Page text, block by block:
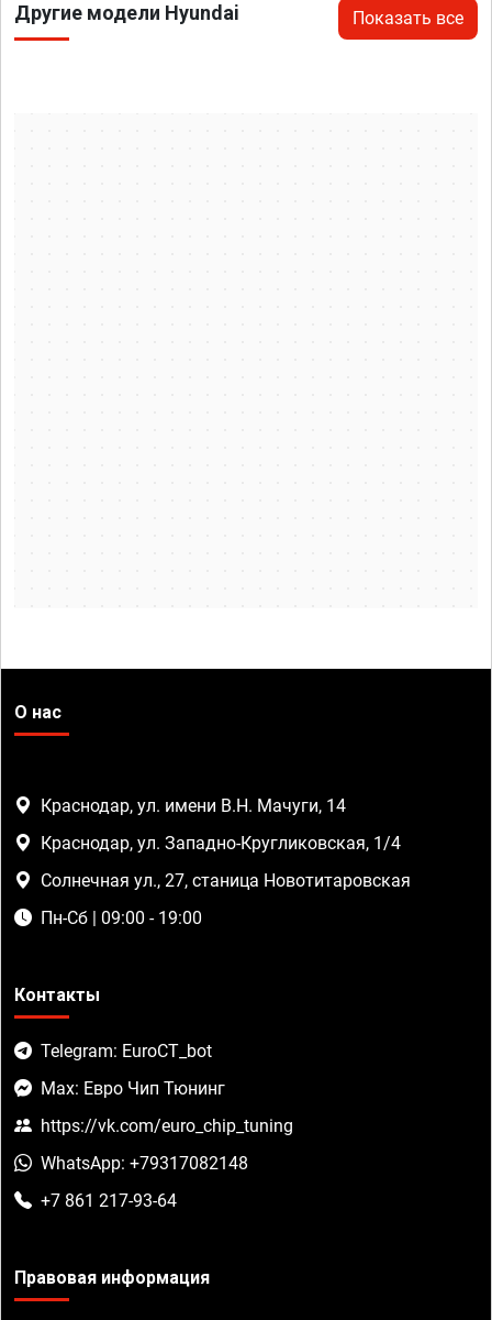
Другие модели Hyundai Показать все
О нас
Краснодар, ул. имени В.Н. Мачуги, 14
Краснодар, ул. Западно-Кругликовская, 1/4
Солнечная ул., 27, станица Новотитаровская
Пн-Сб | 09:00 - 19:00
Контакты
Telegram: EuroCT_bot
Max: Евро Чип Тюнинг
https://vk.com/euro_chip_tuning
WhatsApp: +79317082148
+7 861 217-93-64
Правовая информация